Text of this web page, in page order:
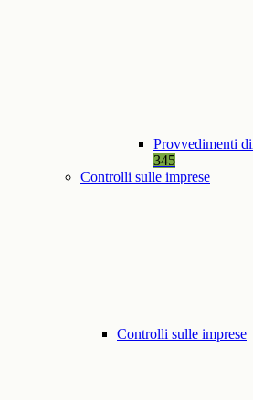
Provvedimenti
345
Controlli sulle imprese
Controlli sulle imprese